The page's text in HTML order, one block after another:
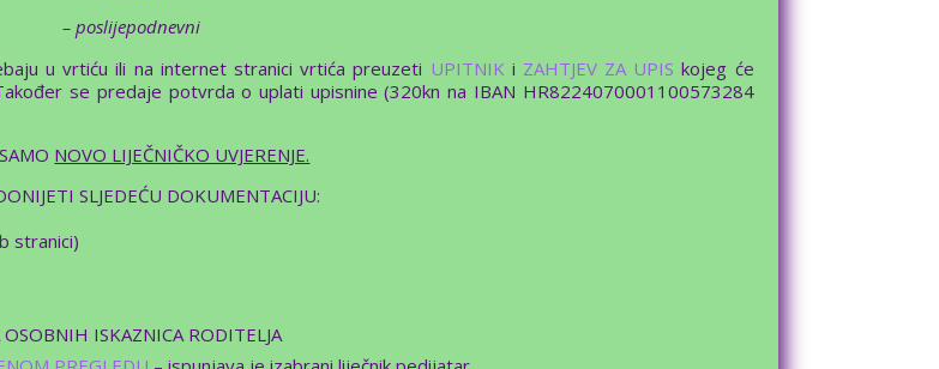
– poslijepodnevni
u vrtiću ili na internet stranici vrtića preuzeti UPITNIK i ZAHTJEV ZA UPIS kojeg će
se predaje potvrda o uplati upisnine (320kn na IBAN HR8224070001100573284
NOVO LIJEČNIČKO UVJERENJE.
SLJEDEĆU DOKUMENTACIJU:
stranici)
ISKAZNICA RODITELJA